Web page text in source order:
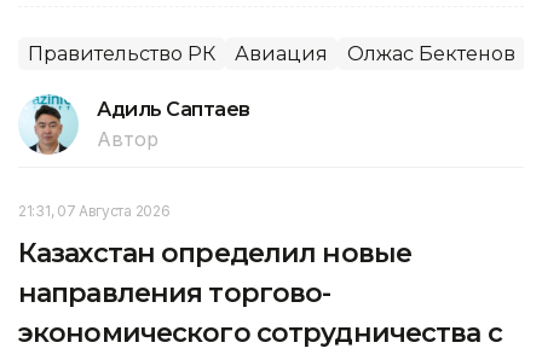
Правительство РК Авиация Олжас Бектенов
Адиль Саптаев
Автор
21:31, 07 Августа 2026
Казахстан определил новые
направления торгово-
экономического сотрудничества с